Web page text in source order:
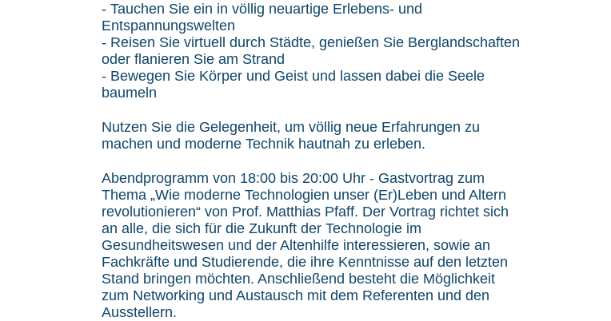
- Tauchen Sie ein in völlig neuartige Erlebens- und
Entspannungswelten
- Reisen Sie virtuell durch Städte, genießen Sie Berglandschaften
oder flanieren Sie am Strand
- Bewegen Sie Körper und Geist und lassen dabei die Seele
baumeln
Nutzen Sie die Gelegenheit, um völlig neue Erfahrungen zu
machen und moderne Technik hautnah zu erleben.
Abendprogramm von 18:00 bis 20:00 Uhr - Gastvortrag zum
Thema „Wie moderne Technologien unser (Er)Leben und Altern
revolutionieren“ von Prof. Matthias Pfaff. Der Vortrag richtet sich
an alle, die sich für die Zukunft der Technologie im
Gesundheitswesen und der Altenhilfe interessieren, sowie an
Fachkräfte und Studierende, die ihre Kenntnisse auf den letzten
Stand bringen möchten. Anschließend besteht die Möglichkeit
zum Networking und Austausch mit dem Referenten und den
Ausstellern.